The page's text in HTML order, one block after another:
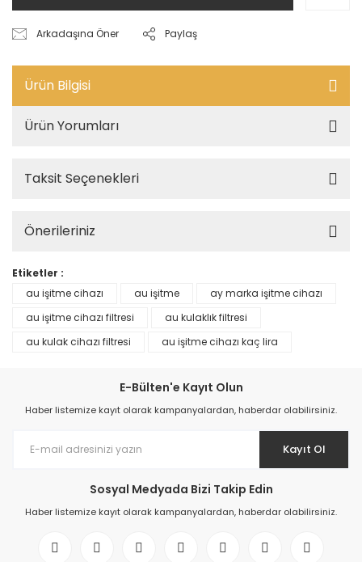
Arkadaşına Öner Paylaş
Ürün Bilgisi
Ürün Yorumları
Taksit Seçenekleri
Önerileriniz
Etiketler :
au işitme cihazı
au işitme
ay marka işitme cihazı
au işitme cihazı filtresi
au kulaklık filtresi
au kulak cihazı filtresi
au işitme cihazı kaç lira
E-Bülten'e Kayıt Olun
Haber listemize kayıt olarak kampanyalardan, haberdar olabilirsiniz.
Kayıt Ol
Sosyal Medyada Bizi Takip Edin
Haber listemize kayıt olarak kampanyalardan, haberdar olabilirsiniz.